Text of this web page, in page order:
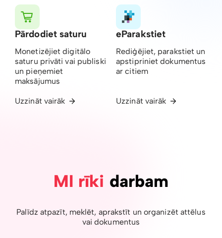
Pārdodiet saturu
Monetizējiet digitālo
saturu privāti vai publiski
un pieņemiet
maksājumus
Uzzināt vairāk
eParakstiet
Rediģējiet, parakstiet un
apstipriniet dokumentus
ar citiem
Uzzināt vairāk
MI rīki darbam
Palīdz atpazīt, meklēt, aprakstīt un organizēt attēlus
vai dokumentus